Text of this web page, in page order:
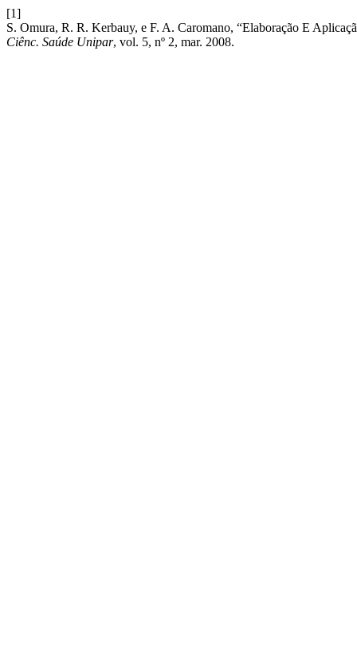
[1]
S. Omura, R. R. Kerbauy, e F. A. Caromano, “Elaboração E
Ciênc. Saúde Unipar, vol. 5, nº 2, mar. 2008.